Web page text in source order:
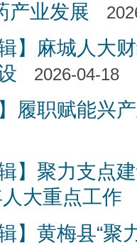
产业发展
】麻城人大
2026-04-18
履职赋能兴
辑】聚力支
大重点工作
】黄梅县“聚